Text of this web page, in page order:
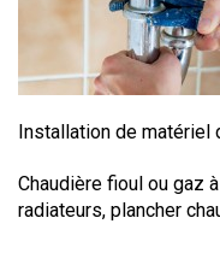
Installation de matériel
Chaudière fioul ou gaz
radiateurs, plancher